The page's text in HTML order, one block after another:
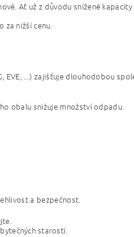
Ať už z důvodu snížené
za nižší cenu.
EVE, ...) zajišťuje dlouhodobou
obalu snižuje množství odpadu.
a bezpečnost.
starostí.